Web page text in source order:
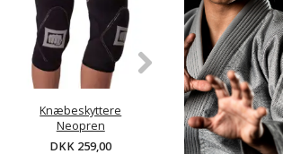
Knæbeskyttere
Neopren
DKK 259,00
Ground Force Basic
Skridtbeskytter -
DKK 149,00